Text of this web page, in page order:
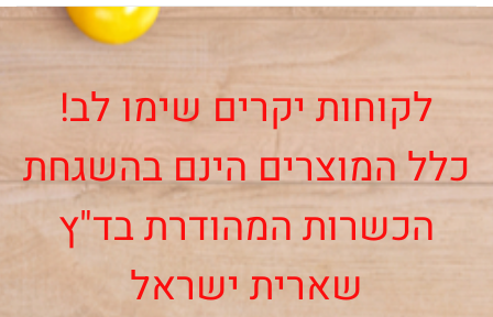
לקוחות יקרים שימו לב!
המוצרים הינם בהשגחת
הכשרות המהודרת בד"ץ
שארית ישראל